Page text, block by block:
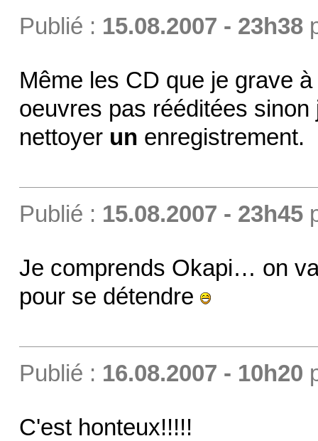
Publié : 15.08.2007 - 23h38
Même les CD que je grave
oeuvres pas rééditées
nettoyer un enregistrement.
Publié : 15.08.2007 - 23h45
Je comprends Okapi… on
pour se détendre
Publié : 16.08.2007 - 10h20
C'est honteux!!!!!